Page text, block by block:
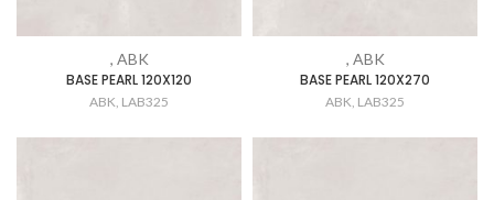
, ABK
BASE PEARL 120X120
ABK, LAB325
, ABK
BASE PEARL 120X270
ABK, LAB325